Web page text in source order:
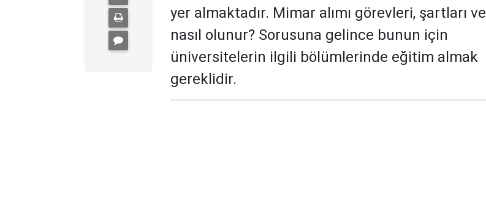
yer almaktadır. Mimar alımı görevleri, şartları ve
nasıl olunur? Sorusuna gelince bunun için
üniversitelerin ilgili bölümlerinde eğitim almak
gereklidir.